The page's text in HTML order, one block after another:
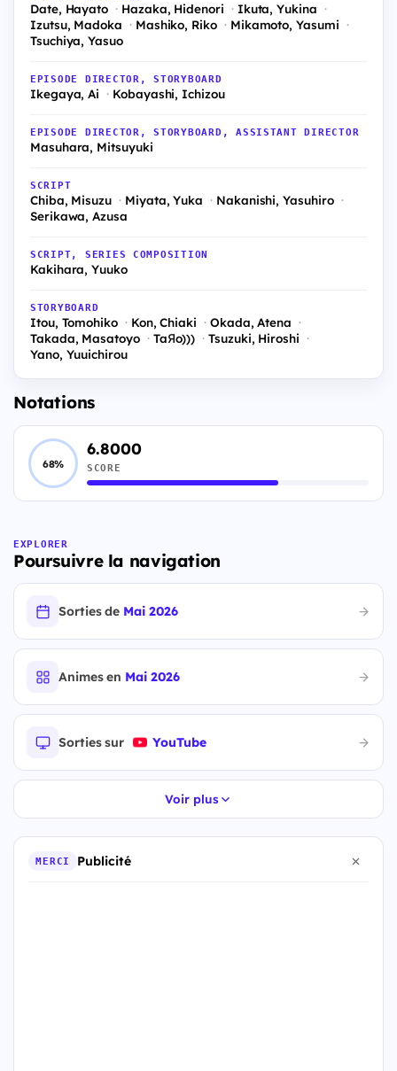
Date, Hayato Hazaka, Hidenori
Ikuta, Yukina
Izutsu, Madoka
Mashiko, Riko
Mikamoto, Yasumi
Tsuchiya, Yasuo
EPISODE DIRECTOR, STORYBOARD
Ikegaya, Ai Kobayashi, Ichizou
EPISODE DIRECTOR, STORYBOARD, ASSISTANT DIRECTOR
Masuhara, Mitsuyuki
SCRIPT
Chiba, Misuzu Miyata, Yuka
Nakanishi, Yasuhiro
Serikawa, Azusa
SCRIPT, SERIES COMPOSITION
Kakihara, Yuuko
STORYBOARD
Itou, Tomohiko Kon, Chiaki
Okada, Atena
Takada, Masatoyo
TaЯo)))
Tsuzuki, Hiroshi
Yano, Yuuichirou
Notations
68%
6.8000
SCORE
EXPLORER
Poursuivre la navigation
Sorties de Mai 2026
Animes en Mai 2026
Sorties sur YouTube
Voir plus
MERCI Publicité